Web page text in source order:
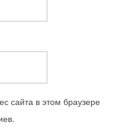
сайта в этом браузере